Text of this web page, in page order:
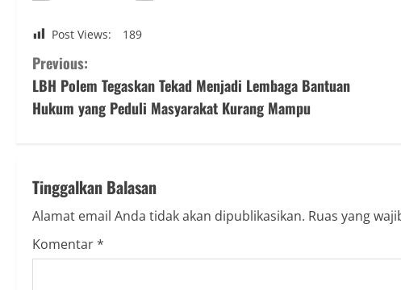
Post Views: 189
C
o
i
n
u
Previous:
LBH Polem Tegaskan Tekad Menjadi Lembaga Bantuan
Hukum yang Peduli Masyarakat Kurang Mampu
Tinggalkan Balasan
Alamat email Anda tidak akan dipublikasikan. Ruas yang
Komentar*